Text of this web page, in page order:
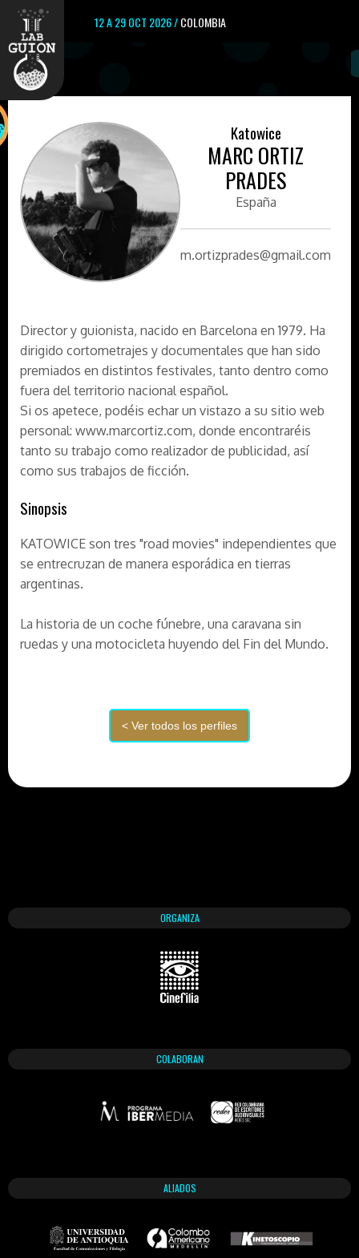
12 A 29 OCT 2026 /COLOMBIA
Katowice
MARC ORTIZ
PRADES
España
m.ortizprades@gmail.com
Director y guionista, nacido en Barcelona en 1979. Ha
dirigido cortometrajes y documentales que han sido
premiados en distintos festivales, tanto dentro como
fuera del territorio nacional español.
Si os apetece, podéis echar un vistazo a su sitio web
personal: www.marcortiz.com, donde encontraréis
tanto su trabajo como realizador de publicidad, así
como sus trabajos de ficción.
Sinopsis
KATOWICE son tres "road movies" independientes que
se entrecruzan de manera esporádica en tierras
argentinas.
La historia de un coche fúnebre, una caravana sin
ruedas y una motocicleta huyendo del Fin del Mundo.
ORGANIZA
COLABORAN
ALIADOS